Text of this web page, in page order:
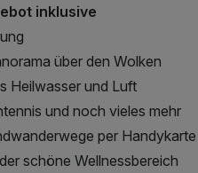
inklusive
über den Wolken
Heilwasser und Luft
und noch vieles mehr
per Handykarte
schöne Wellnessbereich